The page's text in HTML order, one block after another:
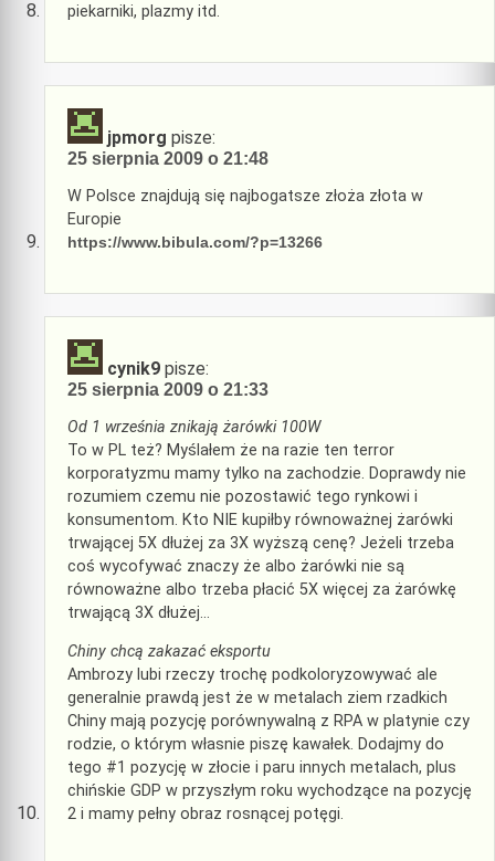
piekarniki, plazmy itd.
jpmorg pisze:
25 sierpnia 2009 o 21:48
W Polsce znajdują się najbogatsze złoża złota w
Europie
https://www.bibula.com/?p=13266
cynik9 pisze:
25 sierpnia 2009 o 21:33
Od 1 września znikają żarówki 100W
To w PL też? Myślałem że na razie ten terror
korporatyzmu mamy tylko na zachodzie. Doprawdy nie
rozumiem czemu nie pozostawić tego rynkowi i
konsumentom. Kto NIE kupiłby równoważnej żarówki
trwającej 5X dłużej za 3X wyższą cenę? Jeżeli trzeba
coś wycofywać znaczy że albo żarówki nie są
równoważne albo trzeba płacić 5X więcej za żarówkę
trwającą 3X dłużej…
Chiny chcą zakazać eksportu
Ambrozy lubi rzeczy trochę podkoloryzowywać ale
generalnie prawdą jest że w metalach ziem rzadkich
Chiny mają pozycję porównywalną z RPA w platynie czy
rodzie, o którym własnie piszę kawałek. Dodajmy do
tego #1 pozycję w złocie i paru innych metalach, plus
chińskie GDP w przyszłym roku wychodzące na pozycję
2 i mamy pełny obraz rosnącej potęgi.